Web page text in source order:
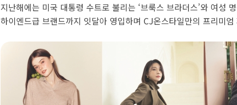
지난해에는 미국 대통령 수트로 불리는 ‘브룩스 브라더스’와 여성
하이엔드급 브랜드까지 잇달아 영입하며 CJ온스타일만의 프리미